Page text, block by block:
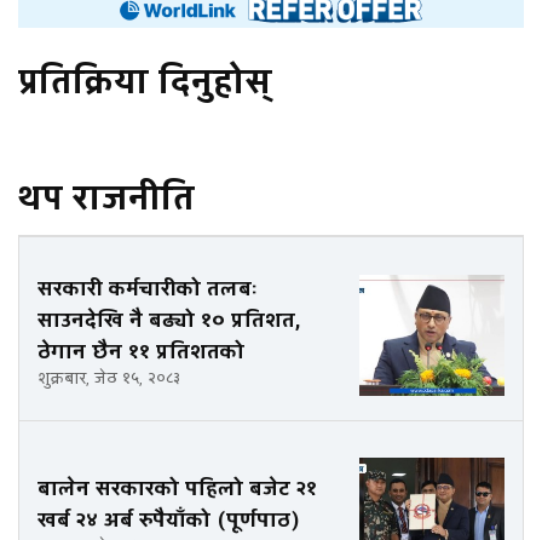
प्रतिक्रिया दिनुहोस्
थप राजनीति
सरकारी कर्मचारीको तलबः
साउनदेखि नै बढ्यो १० प्रतिशत,
ठेगान छैन ११ प्रतिशतको
शुक्रबार, जेठ १५, २०८३
बालेन सरकारको पहिलो बजेट २१
खर्ब २४ अर्ब रुपैयाँको (पूर्णपाठ)